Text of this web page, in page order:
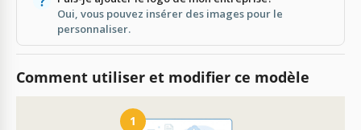
Oui, vous pouvez insérer des images pour le
personnaliser.
Comment utiliser et modifier ce modèle
1